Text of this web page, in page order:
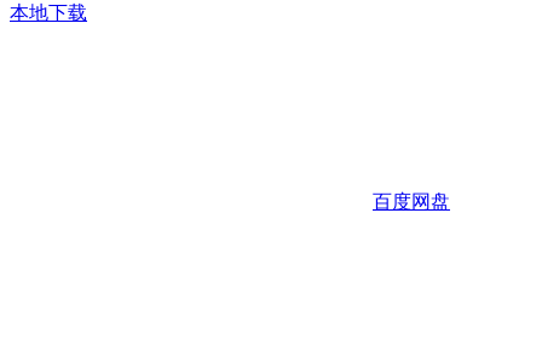
本地下载
百度网盘